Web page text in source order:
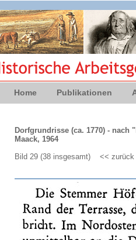
Home Publikationen
Dorfgrundrisse (ca. 1770) -
Maack, 1964
Bild 29 (38 insgesamt) << zurück